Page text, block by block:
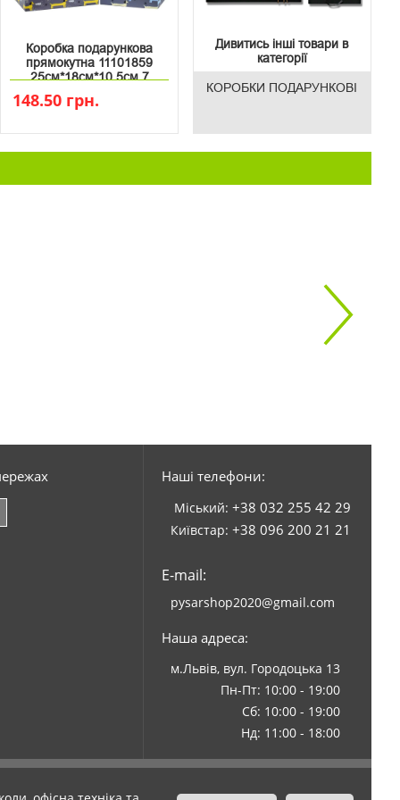
Коробка подарункова
прямокутна 11101859
25см*18см*10.5см 7
148.50 грн.
Дивитись інші товари в
категорії
КОРОБКИ ПОДАРУНКОВІ
Наші телефони:
Міський: +38 032 255 42 29
Київстар: +38 096 200 21 21
E-mail:
pysarshop2020@gmail.com
Наша адреса:
м.Львів, вул. Городоцька 13
Пн-Пт: 10:00 - 19:00
Сб: 10:00 - 19:00
Нд: 11:00 - 18:00